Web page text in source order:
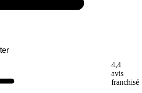
4,4
avis
franchisé